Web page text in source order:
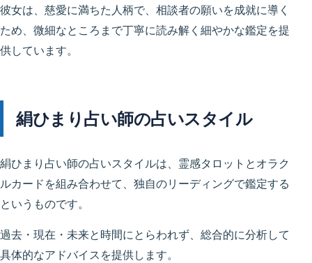
彼女は、慈愛に満ちた人柄で、相談者の願いを成就に導く
ため、微細なところまで丁寧に読み解く細やかな鑑定を提
供しています。
絹ひまり占い師の占いスタイル
絹ひまり占い師の占いスタイルは、霊感タロットとオラク
ルカードを組み合わせて、独自のリーディングで鑑定する
というものです。
過去・現在・未来と時間にとらわれず、総合的に分析して
具体的なアドバイスを提供します。